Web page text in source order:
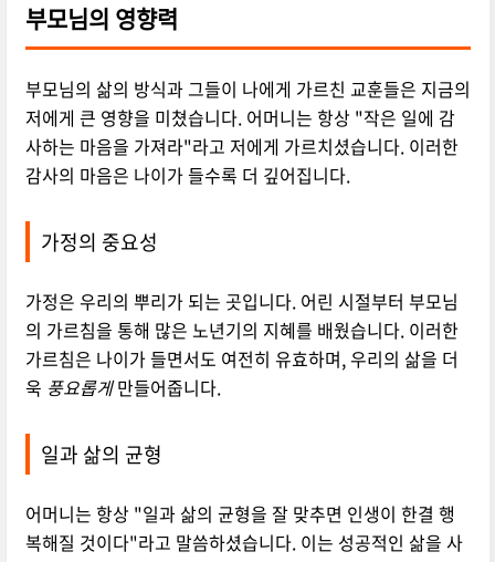
부모님의 영향력
부모님의 삶의 방식과 그들이 나에게 가르친 교훈들은 지금의
저에게 큰 영향을 미쳤습니다. 어머니는 항상 "작은 일에 감
사하는 마음을 가져라"라고 저에게 가르치셨습니다. 이러한
감사의 마음은 나이가 들수록 더 깊어집니다.
가정의 중요성
가정은 우리의 뿌리가 되는 곳입니다. 어린 시절부터 부모님
의 가르침을 통해 많은 노년기의 지혜를 배웠습니다. 이러한
가르침은 나이가 들면서도 여전히 유효하며, 우리의 삶을 더
욱 풍요롭게만들어줍니다.
일과 삶의 균형
어머니는 항상 "일과 삶의 균형을 잘 맞추면 인생이 한결 행
복해질 것이다"라고 말씀하셨습니다. 이는 성공적인 삶을 사